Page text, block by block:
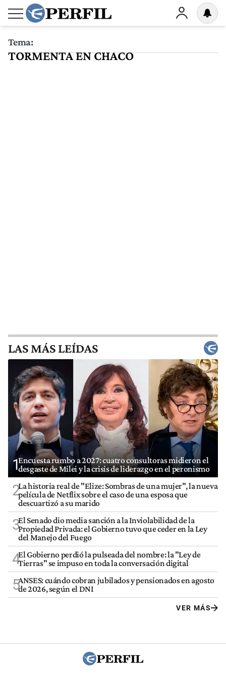
Tema:
TORMENTA EN CHACO
LAS MÁS LEÍDAS
1Encuesta rumbo a 2027: cuatro consultoras midieron el
desgaste de Milei y la crisis de liderazgo en el peronismo
2La historia real de "Elize: Sombras de una mujer", la nueva
película de Netflix sobre el caso de una esposa que
descuartizó a su marido
3El Senado dio media sanción a la Inviolabilidad de la
Propiedad Privada: el Gobierno tuvo que ceder en la Ley
del Manejo del Fuego
4El Gobierno perdió la pulseada del nombre: la "Ley de
Tierras" se impuso en toda la conversación digital
5ANSES: cuándo cobran jubilados y pensionados en agosto
de 2026, según el DNI
VER MÁS